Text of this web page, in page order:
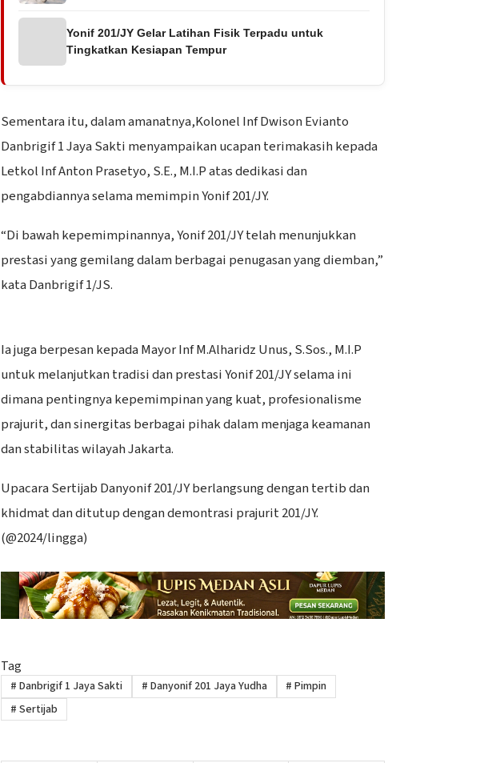
Yonif 201/JY Gelar Latihan Fisik Terpadu untuk
Tingkatkan Kesiapan Tempur
Sementara itu, dalam amanatnya,Kolonel Inf Dwison Evianto
Danbrigif 1 Jaya Sakti menyampaikan ucapan terimakasih kepada
Letkol Inf Anton Prasetyo, S.E., M.I.P atas dedikasi dan
pengabdiannya selama memimpin Yonif 201/JY.
“Di bawah kepemimpinannya, Yonif 201/JY telah menunjukkan
prestasi yang gemilang dalam berbagai penugasan yang diemban,”
kata Danbrigif 1/JS.
Ia juga berpesan kepada Mayor Inf M.Alharidz Unus, S.Sos., M.I.P
untuk melanjutkan tradisi dan prestasi Yonif 201/JY selama ini
dimana pentingnya kepemimpinan yang kuat, profesionalisme
prajurit, dan sinergitas berbagai pihak dalam menjaga keamanan
dan stabilitas wilayah Jakarta.
Upacara Sertijab Danyonif 201/JY berlangsung dengan tertib dan
khidmat dan ditutup dengan demontrasi prajurit 201/JY.
(@2024/lingga)
Tag
# Danbrigif 1 Jaya Sakti # Danyonif 201 Jaya Yudha # Pimpin
# Sertijab